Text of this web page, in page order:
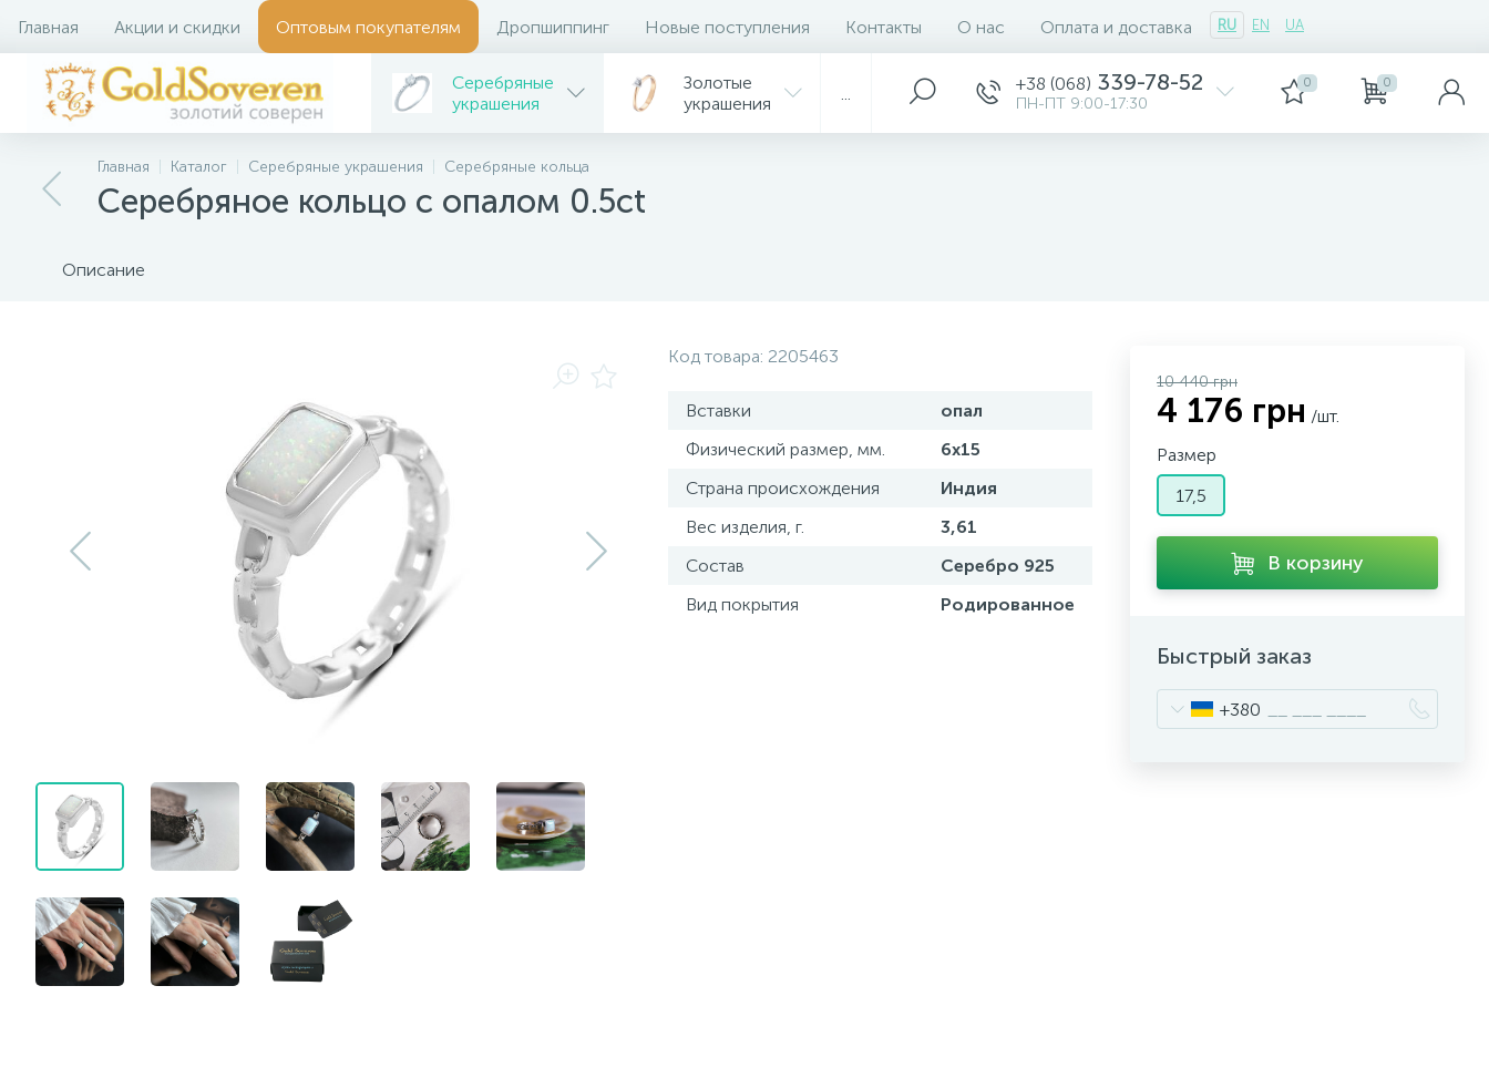
Главная Акции и скидки Оптовым покупателям Дропшиппинг Новые поступления Контакты О нас Оплата и доставка RU EN UA
Серебряные
украшения
Золотые
украшения
+38 (068) 339-78-52
ПН-ПТ 9:00-17:30
0 0
Главная Каталог Серебряные украшения Серебряные кольца
Серебряное кольцо с опалом 0.5ct
Описание
Код товара: 2205463
Вставки
опал
Физический размер, мм.
6х15
Страна происхождения
Индия
Вес изделия, г.
3,61
Состав
Серебро 925
Вид покрытия
Родированное
10 440 грн
4 176 грн /шт.
Размер
17,5
В корзину
Быстрый заказ
+380